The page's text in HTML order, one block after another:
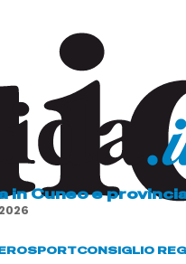
in Cuneo e
SPORTCONSIGLIO